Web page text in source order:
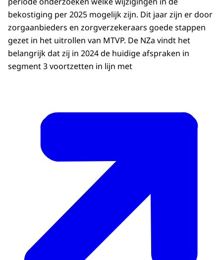
bekostiging per 2025 mogelijk zijn. Dit jaar zijn er door
zorgaanbieders en zorgverzekeraars goede stappen
gezet in het uitrollen van MTVP. De NZa vindt het
belangrijk dat zij in 2024 de huidige afspraken in
segment 3 voortzetten in lijn met